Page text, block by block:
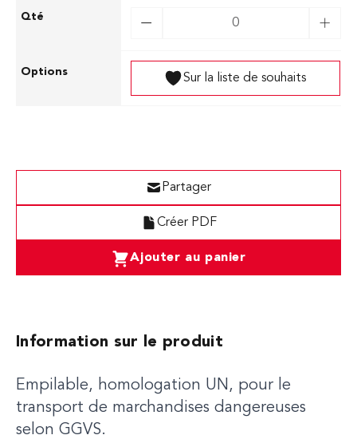
Sur la liste de souhaits
Ajouter au panier
Créer PDF
Partager
Information sur le produit
Empilable, homologation UN, pour le
transport de marchandises dangereuses
selon GGVS.